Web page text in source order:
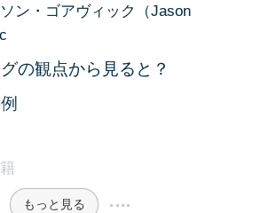
ン・ゴアヴィック（Jason
の観点から見ると？
もっと見る